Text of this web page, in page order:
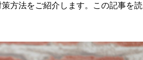
方法をご紹介します。この記事を読